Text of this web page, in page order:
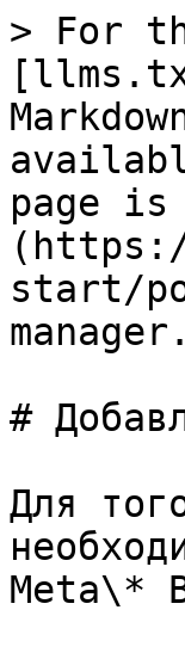
> For
page is
start/
#
Для
Meta\*